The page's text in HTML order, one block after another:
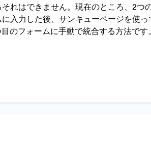
れはできません。現在のところ、2つ
入力した後、サンキューページを使
のフォームに手動で統合する方法で